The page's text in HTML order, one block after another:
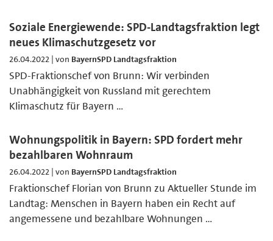
Soziale Energiewende: SPD-Landtagsfraktion legt
neues Klimaschutzgesetz vor
26.04.2022 | von BayernSPD Landtagsfraktion
SPD-Fraktionschef von Brunn: Wir verbinden
Unabhängigkeit von Russland mit gerechtem
Klimaschutz für Bayern …
Wohnungspolitik in Bayern: SPD fordert mehr
bezahlbaren Wohnraum
26.04.2022 | von BayernSPD Landtagsfraktion
Fraktionschef Florian von Brunn zu Aktueller Stunde im
Landtag: Menschen in Bayern haben ein Recht auf
angemessene und bezahlbare Wohnungen …